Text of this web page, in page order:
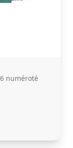
numéroté